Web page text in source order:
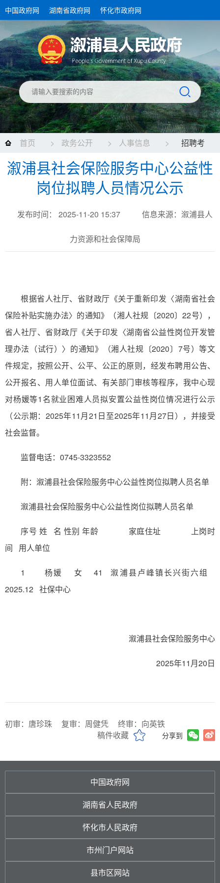
中国政府网 湖南省政府网 怀化市政府网
首页 > 政务公开 > 人事信息 >
招聘考
录
溆浦县社会保险服务中心公益性
岗位拟聘人员情况公示
发布时间： 2025-11-20 15:37 信息来源：溆浦县人
力资源和社会保障局
根据省人社厅、省财政厅《关于重新印发〈湖南省社会
保险补贴实施办法〉的通知》（湘人社规〔2020〕22号），
省人社厅、省财政厅《关于印发〈湖南省公益性岗位开发管
理办法（试行）〉的通知》（湘人社规〔2020〕7号）等文
件规定，按照公开、公平、公正的原则，经发布聘用公告、
公开报名、用人单位面试、有关部门审核等程序，我中心现
对杨媛等1名就业困难人员拟安置公益性岗位情况进行公示
（公示期：2025年11月21日至2025年11月27日），并接受
社会监督。
监督电话：0745-3323552
附：溆浦县社会保险服务中心公益性岗位拟聘人员名单
溆浦县社会保险服务中心公益性岗位拟聘人员名单
序号 姓 名 性别 年龄 家庭住址 上岗时
间 用人单位
1 杨媛 女 41 溆浦县卢峰镇长兴街六组
2025.12 社保中心
溆浦县社会保险服务中心
2025年11月20日
初审：唐珍珠 复审：周健凭
终审：向英铁
稿件收藏
分享到
中国政府网
湖南省人民政府
怀化市人民政府
市州门户网站
县市区网站